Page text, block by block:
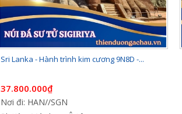
Sri Lanka - Hành trình kim cương 9N8D -...
37.800.000₫
Nơi đi: HAN//SGN